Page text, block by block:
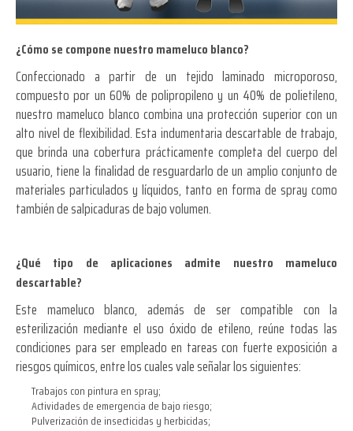
¿Cómo se compone nuestro mameluco blanco?
Confeccionado a partir de un tejido laminado microporoso,
compuesto por un 60% de polipropileno y un 40% de polietileno,
nuestro mameluco blanco combina una protección superior con un
alto nivel de flexibilidad. Esta indumentaria descartable de trabajo,
que brinda una cobertura prácticamente completa del cuerpo del
usuario, tiene la finalidad de resguardarlo de un amplio conjunto de
materiales particulados y líquidos, tanto en forma de spray como
también de salpicaduras de bajo volumen.
¿Qué tipo de aplicaciones admite nuestro mameluco
descartable?
Este mameluco blanco, además de ser compatible con la
esterilización mediante el uso óxido de etileno, reúne todas las
condiciones para ser empleado en tareas con fuerte exposición a
riesgos químicos, entre los cuales vale señalar los siguientes:
Trabajos con pintura en spray;
Actividades de emergencia de bajo riesgo;
Pulverización de insecticidas y herbicidas;